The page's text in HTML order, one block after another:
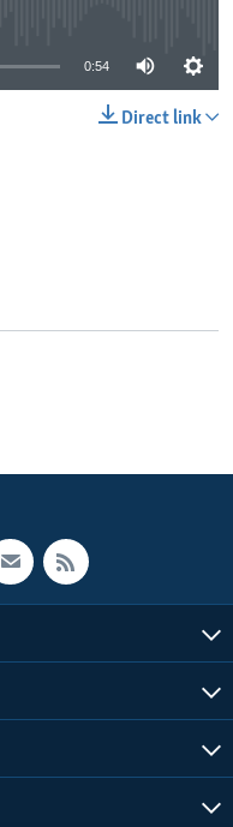
0:54
Direct link